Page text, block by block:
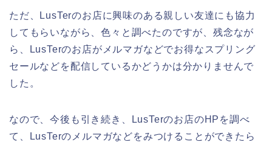
ただ、LusTerのお店に興味のある親しい友達にも協力
してもらいながら、色々と調べたのですが、残念なが
ら、LusTerのお店がメルマガなどでお得なスプリング
セールなどを配信しているかどうかは分かりませんで
した。
なので、今後も引き続き、LusTerのお店のHPを調べ
て、LusTerのメルマガなどをみつけることができたら